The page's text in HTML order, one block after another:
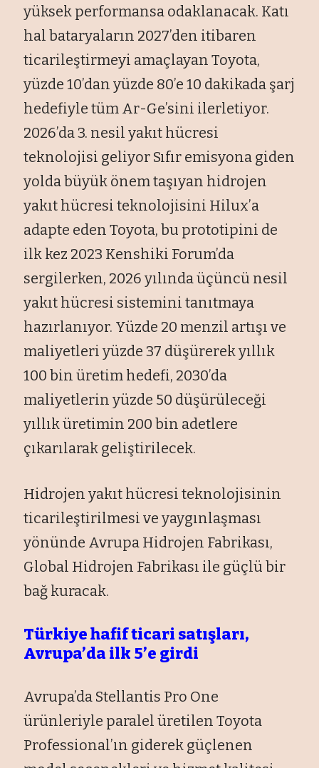
yüksek performansa odaklanacak. Katı
hal bataryaların 2027’den itibaren
ticarileştirmeyi amaçlayan Toyota,
yüzde 10’dan yüzde 80’e 10 dakikada şarj
hedefiyle tüm Ar-Ge’sini ilerletiyor.
2026’da 3. nesil yakıt hücresi
teknolojisi geliyor Sıfır emisyona giden
yolda büyük önem taşıyan hidrojen
yakıt hücresi teknolojisini Hilux’a
adapte eden Toyota, bu prototipini de
ilk kez 2023 Kenshiki Forum’da
sergilerken, 2026 yılında üçüncü nesil
yakıt hücresi sistemini tanıtmaya
hazırlanıyor. Yüzde 20 menzil artışı ve
maliyetleri yüzde 37 düşürerek yıllık
100 bin üretim hedefi, 2030’da
maliyetlerin yüzde 50 düşürüleceği
yıllık üretimin 200 bin adetlere
çıkarılarak geliştirilecek.
Hidrojen yakıt hücresi teknolojisinin
ticarileştirilmesi ve yaygınlaşması
yönünde Avrupa Hidrojen Fabrikası,
Global Hidrojen Fabrikası ile güçlü bir
bağ kuracak.
Türkiye hafif ticari satışları,
Avrupa’da ilk 5’e girdi
Avrupa’da Stellantis Pro One
ürünleriyle paralel üretilen Toyota
Professional’ın giderek güçlenen